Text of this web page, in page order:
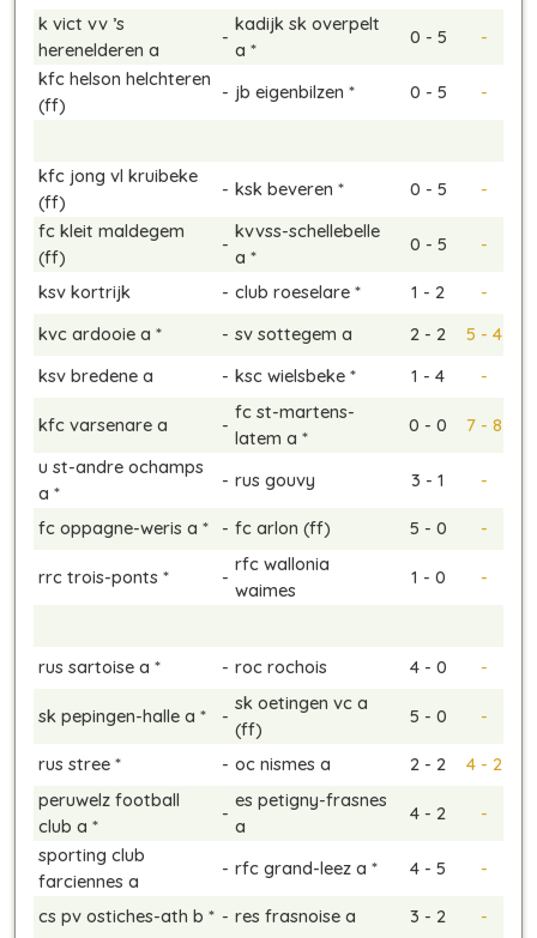
k vict vv ’s
herenelderen a
-
kadijk sk overpelt
a *
0 - 5
-
kfc helson helchteren
(ff)
- jb eigenbilzen * 0 - 5 -
kfc jong vl kruibeke
(ff)
- ksk beveren * 0 - 5
-
fc kleit maldegem
(ff)
-
kvvss-schellebelle
a *
0 - 5 -
ksv kortrijk - club roeselare * 1 - 2
-
kvc ardooie a *
- sv sottegem a 2 - 2
5 - 4
ksv bredene a
- ksc wielsbeke * 1 - 4 -
kfc varsenare a -
fc st-martens-
latem a *
0 - 0
7 - 8
u st-andre ochamps
a *
- rus gouvy 3 - 1 -
fc oppagne-weris a * - fc arlon (ff) 5 - 0 -
rrc trois-ponts * -
rfc wallonia
waimes
1 - 0 -
rus sartoise a * - roc rochois 4 - 0 -
sk pepingen-halle a * -
sk oetingen vc a
(ff)
5 - 0 -
rus stree * - oc nismes a 2 - 2
4 - 2
peruwelz football
club a *
-
es petigny-frasnes
a
4 - 2
-
sporting club
farciennes a
- rfc grand-leez a * 4 - 5 -
cs pv ostiches-ath b * - res frasnoise a 3 - 2
-